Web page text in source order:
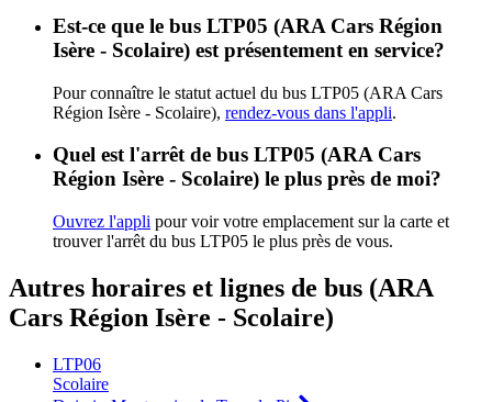
Est-ce que le bus LTP05 (ARA Cars Région
Isère - Scolaire) est présentement en service?
Pour connaître le statut actuel du bus LTP05 (ARA Cars
Région Isère - Scolaire), rendez-vous dans l'appli.
Quel est l'arrêt de bus LTP05 (ARA Cars
Région Isère - Scolaire) le plus près de moi?
Ouvrez l'appli pour voir votre emplacement sur la carte et
trouver l'arrêt du bus LTP05 le plus près de vous.
Autres horaires et lignes de bus (ARA
Cars Région Isère - Scolaire)
LTP06
Scolaire